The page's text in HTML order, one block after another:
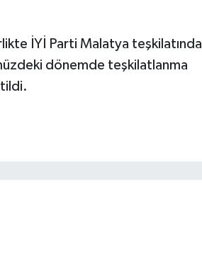
İYİ Parti Malatya teşkilatında
dönemde teşkilatlanma